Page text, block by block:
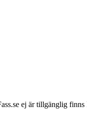
ej är tillgänglig